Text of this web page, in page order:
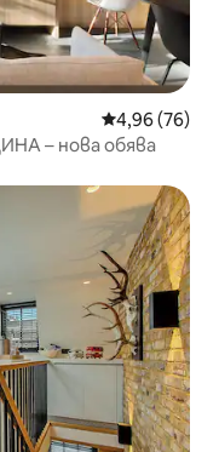
Средна
4,96 (76)
– нова обява